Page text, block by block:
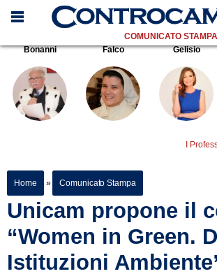
COMUNICATO STAMPA
Bonanni
Falco Gelisio
I
Home » Comunicato Stampa
Unicam propone il
“Women in Green.
Istituzioni